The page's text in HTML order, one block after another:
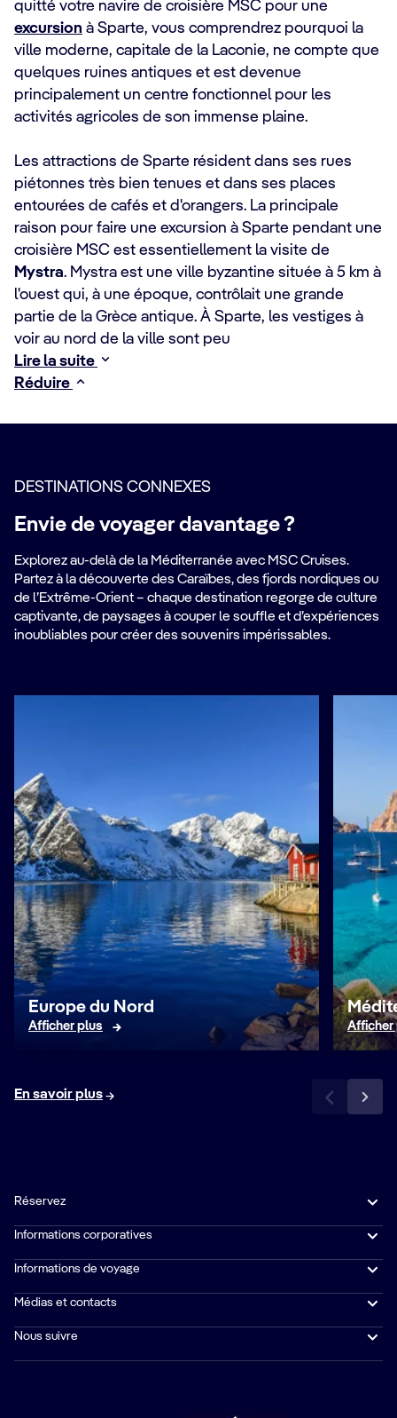
quitté votre navire de croisière MSC pour une
excursion à Sparte, vous comprendrez pourquoi la
ville moderne, capitale de la Laconie, ne compte que
quelques ruines antiques et est devenue
principalement un centre fonctionnel pour les
activités agricoles de son immense plaine.
Les attractions de Sparte résident dans ses rues
piétonnes très bien tenues et dans ses places
entourées de cafés et d'orangers. La principale
raison pour faire une excursion à Sparte pendant une
croisière MSC est essentiellement la visite de
Mystra. Mystra est une ville byzantine située à 5 km à
l'ouest qui, à une époque, contrôlait une grande
partie de la Grèce antique. À Sparte, les vestiges à
voir au nord de la ville sont peu
Lire la suite
Réduire
DESTINATIONS CONNEXES
Envie de voyager davantage ?
Explorez au-delà de la Méditerranée avec MSC Cruises.
Partez à la découverte des Caraïbes, des fjords nordiques ou
de l’Extrême-Orient – chaque destination regorge de culture
captivante, de paysages à couper le souffle et d’expériences
inoubliables pour créer des souvenirs impérissables.
Europe du Nord
Afficher plus Afficher
En savoir plus
Réservez
Informations corporatives
Informations de voyage
Médias et contacts
Nous suivre